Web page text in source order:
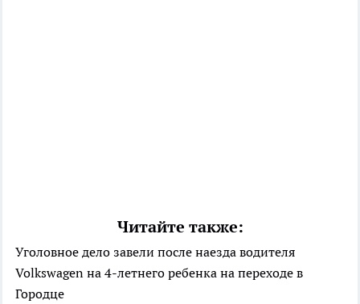
Читайте также:
Уголовное дело завели после наезда водителя
Volkswagen на 4-летнего ребенка на переходе в
Городце